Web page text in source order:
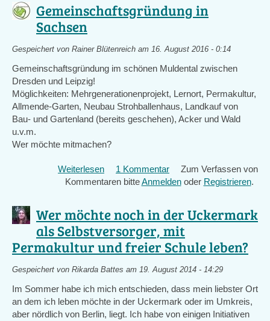
Einführungsseminar
Aufbau
von
Gemeinschaftsprojekten
Gemeinschaftsgründung in
Sachsen
Gespeichert von Rainer Blütenreich am 16. August 2016 - 0:14
Gemeinschaftsgründung im schönen Muldental zwischen
Dresden und Leipzig!
Möglichkeiten: Mehrgenerationenprojekt, Lernort, Permakultur,
Allmende-Garten, Neubau Strohballenhaus, Landkauf von
Bau- und Gartenland (bereits geschehen), Acker und Wald
u.v.m.
Wer möchte mitmachen?
Weiterlesen über
Gemeinschaftsgründung
1 Kommentar
Zum Verfassen von
Kommentaren bitteAnmeldenoder Registrieren.
Wer möchte noch in der Uckermark
als Selbstversorger, mit
Permakultur und freier Schule leben?
Gespeichert von Rikarda Battes am 19. August 2014 - 14:29
Im Sommer habe ich mich entschieden, dass mein liebster Ort
an dem ich leben möchte in der Uckermark oder im Umkreis,
aber nördlich von Berlin, liegt. Ich habe von einigen Initiativen